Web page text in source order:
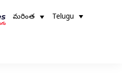
మరింత Telugu